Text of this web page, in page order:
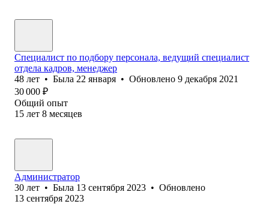
Специалист по подбору персонала, ведущий специалист
отдела кадров, менеджер
48 лет • Была 22 января • Обновлено 9 декабря 2021
30 000 ₽
Общий опыт
15 лет 8 месяцев
Администратор
30 лет • Была 13 сентября 2023 • Обновлено
13 сентября 2023